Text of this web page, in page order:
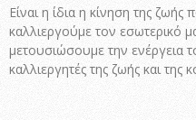
Είναι η ίδια η κίνηση της ζωής
καλλιεργούμε τον εσωτερικό
μετουσιώσουμε την ενέργεια
καλλιεργητές της ζωής και της